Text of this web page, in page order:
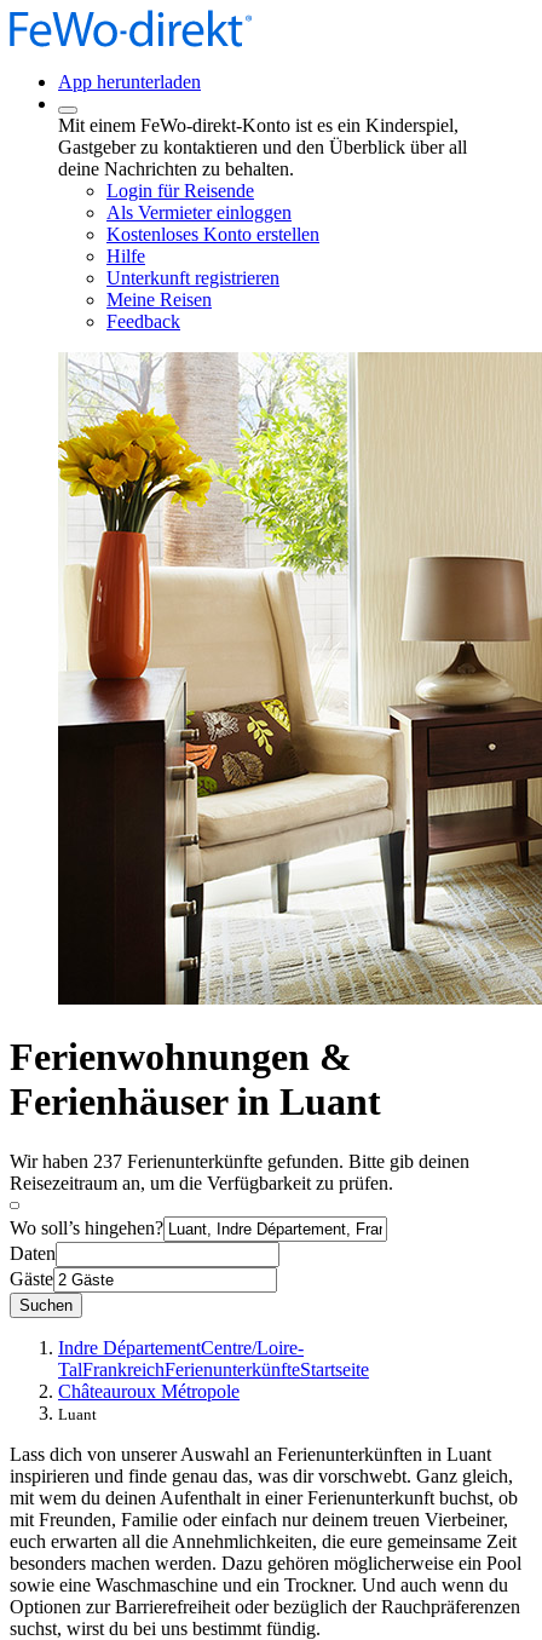
App herunterladen
Mit einem FeWo-direkt-Konto ist es ein Kinderspiel,
Gastgeber zu kontaktieren und den Überblick über all
deine Nachrichten zu behalten.
Login für Reisende
Als Vermieter einloggen
Kostenloses Konto erstellen
Hilfe
Unterkunft registrieren
Meine Reisen
Feedback
Ferienwohnungen &
Ferienhäuser in Luant
Wir haben 237 Ferienunterkünfte gefunden. Bitte gib deinen
Reisezeitraum an, um die Verfügbarkeit zu prüfen.
Wo soll’s hingehen?
Daten
Gäste
Suchen
Indre DépartementCentre/Loire-
TalFrankreichFerienunterkünfteStartseite
Châteauroux Métropole
Luant
Lass dich von unserer Auswahl an Ferienunterkünften in Luant
inspirieren und finde genau das, was dir vorschwebt. Ganz gleich,
mit wem du deinen Aufenthalt in einer Ferienunterkunft buchst, ob
mit Freunden, Familie oder einfach nur deinem treuen Vierbeiner,
euch erwarten all die Annehmlichkeiten, die eure gemeinsame Zeit
besonders machen werden. Dazu gehören möglicherweise ein Pool
sowie eine Waschmaschine und ein Trockner. Und auch wenn du
Optionen zur Barrierefreiheit oder bezüglich der Rauchpräferenzen
suchst, wirst du bei uns bestimmt fündig.